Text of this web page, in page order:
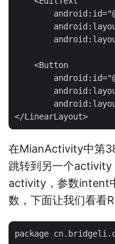
    <Button
在MianActivity中第
跳转到另一个activity
activity，参数intent
数，下面让我们看看
package